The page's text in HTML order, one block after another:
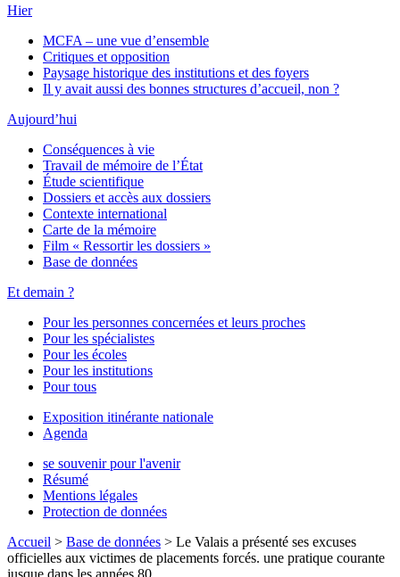
Hier
MCFA – une vue d’ensemble
Critiques et opposition
Paysage historique des institutions et des foyers
Il y avait aussi des bonnes structures d’accueil, non ?
Aujourd’hui
Conséquences à vie
Travail de mémoire de l’État
Étude scientifique
Dossiers et accès aux dossiers
Contexte international
Carte de la mémoire
Film « Ressortir les dossiers »
Base de données
Et demain ?
Pour les personnes concernées et leurs proches
Pour les spécialistes
Pour les écoles
Pour les institutions
Pour tous
Exposition itinérante nationale
Agenda
se souvenir pour l'avenir
Résumé
Mentions légales
Protection de données
Accueil > Base de données > Le Valais a présenté ses excuses
officielles aux victimes de placements forcés. une pratique courante
jusque dans les années 80